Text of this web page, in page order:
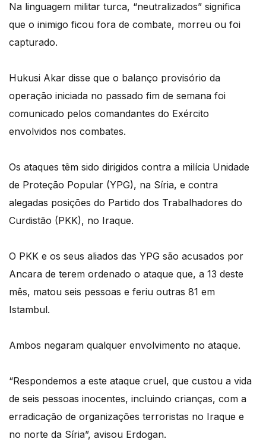
Na linguagem militar turca, “neutralizados” significa
que o inimigo ficou fora de combate, morreu ou foi
capturado.
Hukusi Akar disse que o balanço provisório da
operação iniciada no passado fim de semana foi
comunicado pelos comandantes do Exército
envolvidos nos combates.
Os ataques têm sido dirigidos contra a milícia Unidade
de Proteção Popular (YPG), na Síria, e contra
alegadas posições do Partido dos Trabalhadores do
Curdistão (PKK), no Iraque.
O PKK e os seus aliados das YPG são acusados por
Ancara de terem ordenado o ataque que, a 13 deste
mês, matou seis pessoas e feriu outras 81 em
Istambul.
Ambos negaram qualquer envolvimento no ataque.
“Respondemos a este ataque cruel, que custou a vida
de seis pessoas inocentes, incluindo crianças, com a
erradicação de organizações terroristas no Iraque e
no norte da Síria”, avisou Erdogan.